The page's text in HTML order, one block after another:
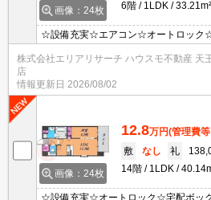
画像：24枚
6階
1LDK 33.21m²
☆設備充実☆エアコン☆オートロック
株式会社エリアリサーチ ハウスモ不動産 天
店
情報更新日 2026/08/02
画像：24枚
12.8万円(管理費
敷
なし 礼
14階
1LDK
☆設備充実☆オートロック☆宅配ボッ